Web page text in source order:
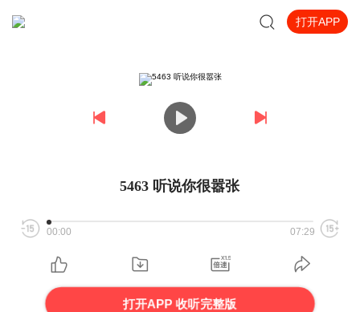
打开APP
5463 听说你很嚣张
00:00 07:29
打开APP 收听完整版